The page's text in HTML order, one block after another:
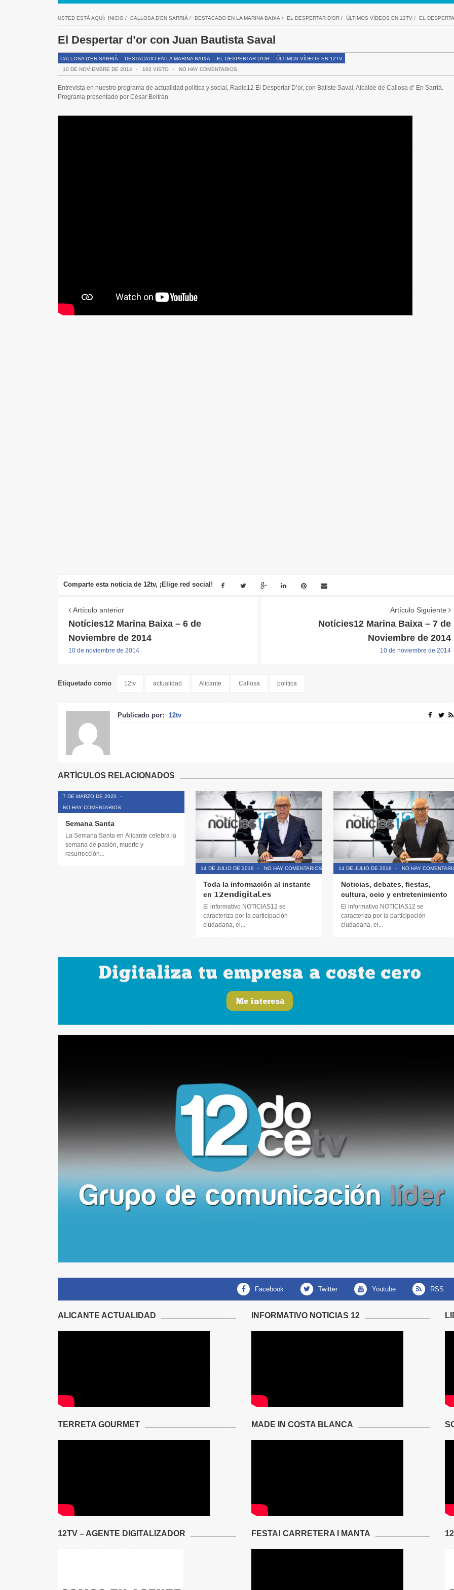
USTED ESTÁ AQUÍ: INICIO/ CALLOSA D'EN SARRIÀ / DESTACADO EN LA MARINA BAIXA / EL DESPERTAR D'OR/ ÚLTIMOS VÍDEOS EN 12TV/ EL
El Despertar d’or con Juan Bautista Saval
CALLOSA D'EN SARRIÀ DESTACADO EN LA MARINA BAIXA EL DESPERTAR D'OR
ÚLTIMOS VÍDEOS EN 12TV
10 DE NOVIEMBRE DE 2014
- 102 VISTO - NO HAY COMENTARIOS
Entrevista en nuestro programa de actualidad política y social, Radio12 El Despertar D’or, con Batiste Saval, Alcalde de Callosa d’ En Sarriá.
Programa presentado por César Beltrán.
Comparte esta noticia de 12tv, ¡Elige red social!
Artículo anterior
Notícies12 Marina Baixa – 6 de
Noviembre de 2014
10 de noviembre de 2014
Artículo Siguiente
Notícies12 Marina Baixa – 7 de
Noviembre de 2014
10 de noviembre de 2014
Etiquetado como 12tv actualidad Alicante Callosa política
Publicado por: 12tv
ARTÍCULOS RELACIONADOS
7 DE MARZO DE 2020
-
NO HAY COMENTARIOS
Semana Santa
La Semana Santa en Alicante celebra la
semana de pasión, muerte y
resurrección...
14 DE JULIO DE 2019 - NO HAY COMENTARIOS
Toda la información al instante
en 𝟭𝟮𝗲𝗻𝗱𝗶𝗴𝗶𝘁𝗮𝗹.𝗲𝘀
El informativo NOTICIAS12 se
caracteriza por la participación
ciudadana, el...
14 DE JULIO DE 2019 - NO HAY
Noticias, debates, fiestas,
cultura, ocio y entretenimiento
El informativo NOTICIAS12 se
caracteriza por la participación
ciudadana, el...
facebook twitter youtube RSS
ALICANTE ACTUALIDAD
TERRETA GOURMET
12TV – AGENTE DIGITALIZADOR
INFORMATIVO NOTICIAS 12
MADE IN COSTA BLANCA
FESTA! CARRETERA I MANTA